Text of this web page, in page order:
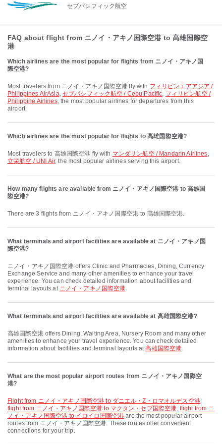
セブパシフィック航空
FAQ about flight from ニノイ・アキノ国際空港 to 高雄国際空
港
Which airlines are the most popular for flights from ニノイ・アキノ国
際空港?
Most travelers from ニノイ・アキノ国際空港 fly with フィリピンエアアジア /
Philippines AirAsia, セブパシフィック航空 / Cebu Pacific, フィリピン航空 /
Philippine Airlines, the most popular airlines for departures from this
airport.
Which airlines are the most popular for flights to 高雄国際空港?
Most travelers to 高雄国際空港 fly with マンダリン航空 / Mandarin Airlines,
立栄航空 / UNI Air, the most popular airlines serving this airport.
How many flights are available from ニノイ・アキノ国際空港 to 高雄国
際空港?
There are 3 flights from ニノイ・アキノ国際空港 to 高雄国際空港.
What terminals and airport facilities are available at ニノイ・アキノ国
際空港?
ニノイ・アキノ国際空港 offers Clinic and Pharmacies, Dining, Currency
Exchange Service and many other amenities to enhance your travel
experience. You can check detailed information about facilities and
terminal layouts at ニノイ・アキノ国際空港.
What terminals and airport facilities are available at 高雄国際空港?
高雄国際空港 offers Dining, Waiting Area, Nursery Room and many other
amenities to enhance your travel experience. You can check detailed
information about facilities and terminal layouts at高雄国際空港.
What are the most popular airport routes from ニノイ・アキノ国際空
港?
flight from ニノイ・アキノ国際空港 to ダニエル・Z・ロマオルデス空港,
flight from ニノイ・アキノ国際空港 to マクタン・セブ国際空港, flight from ニ
ノイ・アキノ国際空港 to イロイロ国際空港 are the most popular airport
routes from ニノイ・アキノ国際空港. These routes offer convenient
connections for your trip.